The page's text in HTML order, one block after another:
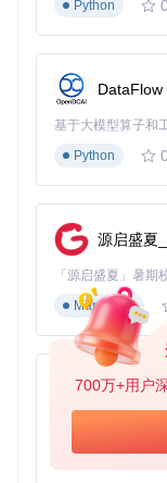
700万+用户
Python
0
DataFlow
基于大模型算子和
Python
0
源启盛夏
Markdown
py-xiaozhi
Python